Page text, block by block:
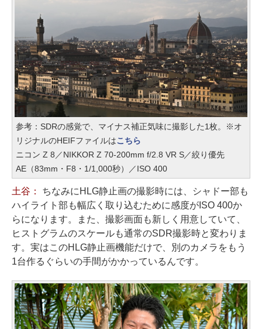
参考：SDRの感覚で、マイナス補正気味に撮影した1枚。※オ
リジナルのHEIFファイルはこちら
ニコン Z 8／NIKKOR Z 70-200mm f/2.8 VR S／絞り優先
AE（83mm・F8・1/1,000秒）／ISO 400
土谷： ちなみにHLG静止画の撮影時には、シャドー部も
ハイライト部も幅広く取り込むために感度がISO 400か
らになります。また、撮影画面も新しく用意していて、
ヒストグラムのスケールも通常のSDR撮影時と変わりま
す。実はこのHLG静止画機能だけで、別のカメラをもう
1台作るぐらいの手間がかかっているんです。